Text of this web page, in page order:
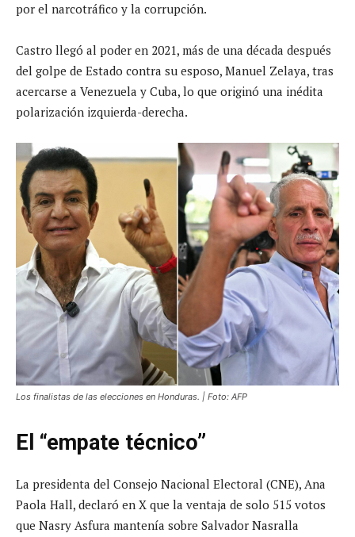
por el narcotráfico y la corrupción.
Castro llegó al poder en 2021, más de una década después
del golpe de Estado contra su esposo, Manuel Zelaya, tras
acercarse a Venezuela y Cuba, lo que originó una inédita
polarización izquierda-derecha.
Los finalistas de las elecciones en Honduras. | Foto: AFP
El “empate técnico”
La presidenta del Consejo Nacional Electoral (CNE), Ana
Paola Hall, declaró en X que la ventaja de solo 515 votos
que Nasry Asfura mantenía sobre Salvador Nasralla